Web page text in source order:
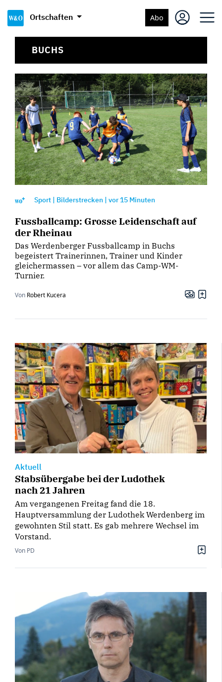
Ortschaften Abo
BUCHS
Sport | Bilderstrecken | vor15 Minuten
Fussballcamp: Grosse Leidenschaft auf
der Rheinau
Das Werdenberger Fussballcamp in Buchs
begeistert Trainerinnen, Trainer und Kinder
gleichermassen – vor allem das Camp-WM-
Turnier.
Von Robert Kucera
Aktuell
Stabsübergabe bei der Ludothek
nach 21 Jahren
Am vergangenen Freitag fand die 18.
Hauptversammlung der Ludothek Werdenberg im
gewohnten Stil statt. Es gab mehrere Wechsel im
Vorstand.
Von PD